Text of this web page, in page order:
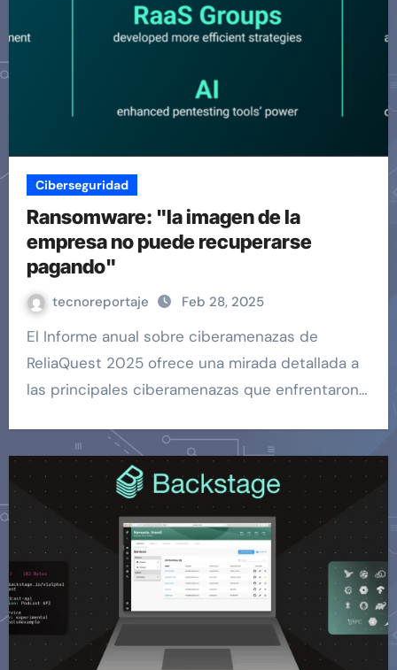
Ciberseguridad
Ransomware: "la imagen de la
empresa no puede recuperarse
pagando"
tecnoreportaje Feb 28, 2025
El Informe anual sobre ciberamenazas de
ReliaQuest 2025 ofrece una mirada detallada a
las principales ciberamenazas que enfrentaron…